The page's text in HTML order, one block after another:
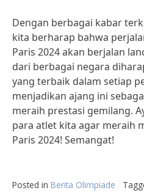
Dengan berbagai kabar
kita berharap bahwa
Paris 2024 akan berjalan
dari berbagai negara
yang terbaik dalam setiap
menjadikan ajang ini
meraih prestasi gemilang.
para atlet kita agar meraih
Paris 2024! Semangat!
Posted in Berita Olimpiade